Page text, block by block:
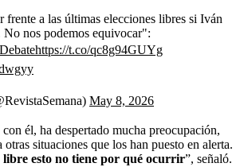
frente a las últimas elecciones libres si Iván
No nos podemos equivocar":
https://t.co/qc8g94GUYg
May 8, 2026
él, ha despertado mucha preocupación,
otras situaciones que los han puesto en alerta.
esto no tiene por qué ocurrir”, señaló.